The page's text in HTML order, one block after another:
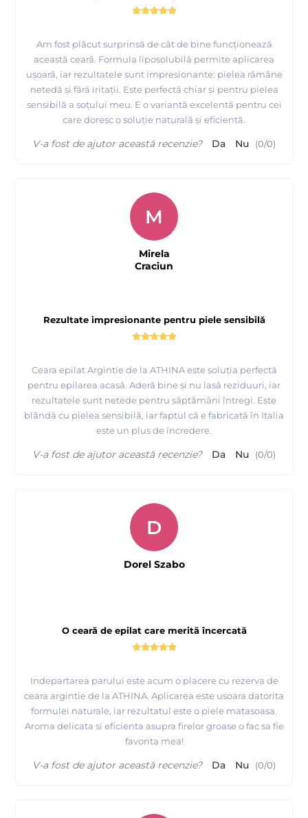
Am fost plăcut surprinsă de cât de bine funcționează
această ceară. Formula liposolubilă permite aplicarea
ușoară, iar rezultatele sunt impresionante: pielea rămâne
netedă și fără iritații. Este perfectă chiar și pentru pielea
sensibilă a soțului meu. E o variantă excelentă pentru cei
care doresc o soluție naturală și eficientă.
V-a fost de ajutor această recenzie? Da Nu (0/0)
Rezultate impresionante pentru piele sensibilă
Ceara epilat Argintie de la ATHINA este soluția perfectă
pentru epilarea acasă. Aderă bine și nu lasă reziduuri, iar
rezultatele sunt netede pentru săptămâni întregi. Este
blândă cu pielea sensibilă, iar faptul că e fabricată în Italia
este un plus de încredere.
M
Mirela
Craciun
V-a fost de ajutor această recenzie? Da Nu (0/0)
O ceară de epilat care merită încercată
Indepartarea parului este acum o placere cu rezerva de
ceara argintie de la ATHINA. Aplicarea este usoara datorita
formulei naturale, iar rezultatul este o piele matasoasa.
Aroma delicata si eficienta asupra firelor groase o fac sa fie
favorita mea!
D
Dorel Szabo
V-a fost de ajutor această recenzie? Da Nu (0/0)